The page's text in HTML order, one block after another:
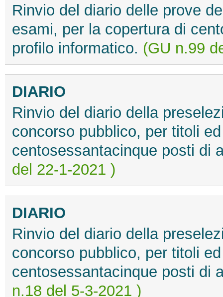
Rinvio del diario delle prove
esami, per la copertura di
profilo informatico. (GU n.99
DIARIO
Rinvio del diario della
concorso pubblico, per titoli
centosessantacinque posti di
del 22-1-2021 )
DIARIO
Rinvio del diario della
concorso pubblico, per titoli
centosessantacinque posti di
n.18 del 5-3-2021 )